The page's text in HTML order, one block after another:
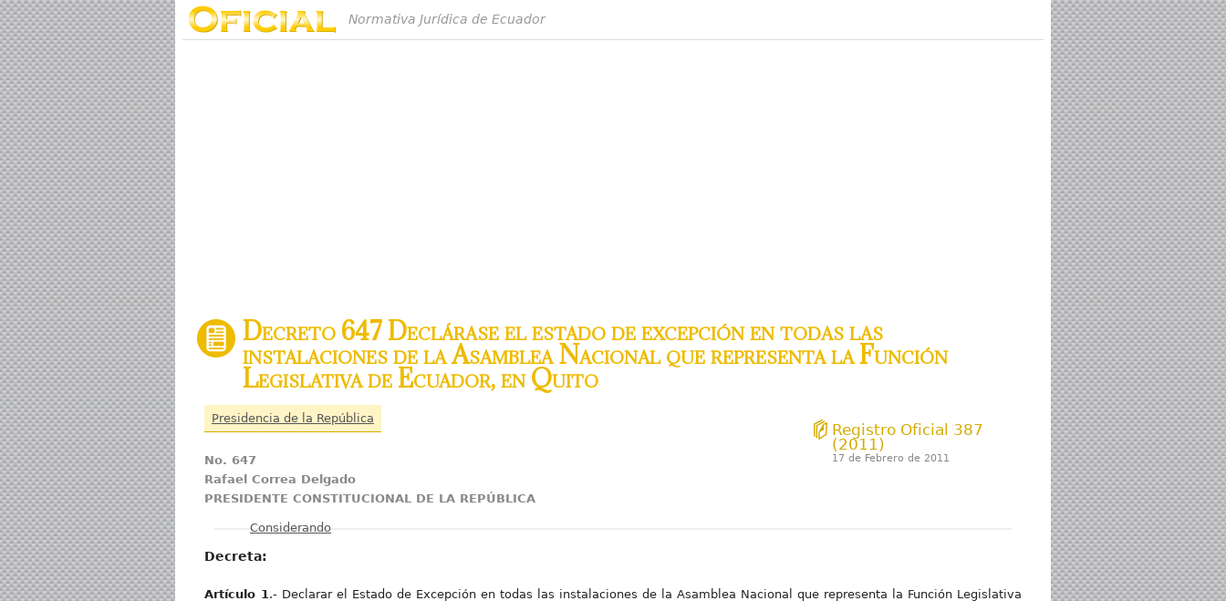
Normativa Jurídica de Ecuador
Decreto 647 Declárase el estado de excepción en todas las
instalaciones de la Asamblea Nacional que representa la Función
Legislativa de Ecuador, en Quito
Presidencia de la República
Registro Oficial 387
(2011)
17 de Febrero de 2011
No. 647
Rafael Correa Delgado
PRESIDENTE CONSTITUCIONAL DE LA REPÚBLICA
Mostrar
Considerando
Decreta:
Artículo 1 .- Declarar el Estado de Excepción en todas las instalaciones de la Asamblea Nacional que representa la Función Legislativa